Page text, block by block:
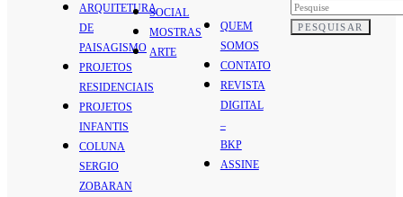
ARQUITETURA
DE
PAISAGISMO
PROJETOS
RESIDENCIAIS
PROJETOS
INFANTIS
COLUNA
SERGIO
ZOBARAN
SOCIAL
MOSTRAS
ARTE
QUEM
SOMOS
CONTATO
REVISTA
DIGITAL
–
BKP
ASSINE
PESQUISAR